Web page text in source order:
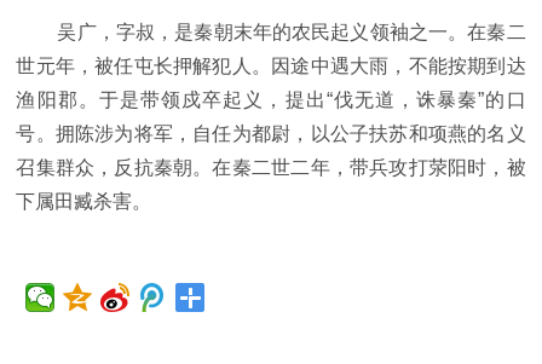
吴广，字叔，是秦朝末年的农民起义领袖之一。在秦二
世元年，被任屯长押解犯人。因途中遇大雨，不能按期到达
渔阳郡。于是带领戍卒起义，提出“伐无道，诛暴秦”的口
号。拥陈涉为将军，自任为都尉，以公子扶苏和项燕的名义
召集群众，反抗秦朝。在秦二世二年，带兵攻打荥阳时，被
下属田臧杀害。